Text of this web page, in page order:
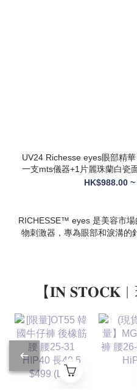
UV24 Richesse eyes眼部精
一支mts儀器+1片麗珠蘭白瓷
器+1盒白瓷面膜+1支麗珠蘭
HK$988.00
RICHESSE™ eyes 是美容市
物刺激器，專為眼部和淚溝的
【𝐈𝐍 𝐒𝐓𝐎𝐂𝐊︱